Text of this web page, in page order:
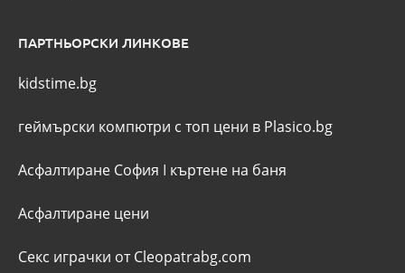
ПАРТНЬОРСКИ ЛИНКОВЕ
kidstime.bg
геймърски компютри с топ цени в Plasico.bg
Асфалтиране София I къртене на баня
Асфалтиране цени
Секс играчки от Cleopatrabg.com